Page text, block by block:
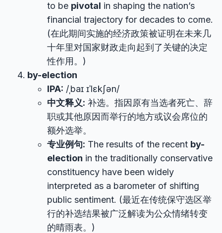
to be pivotal in shaping the nation’s
financial trajectory for decades to come.
(在此期间实施的经济政策被证明在未来几
十年里对国家财政走向起到了关键的决定
性作用。)
by-election
IPA: /ˌbaɪ ɪˈlɛkʃən/
中文释义: 补选。指因原有当选者死亡、辞
职或其他原因而举行的地方或议会席位的
额外选举。
专业例句: The results of the recent by-
election in the traditionally conservative
constituency have been widely
interpreted as a barometer of shifting
public sentiment. (最近在传统保守选区举
行的补选结果被广泛解读为公众情绪转变
的晴雨表。)